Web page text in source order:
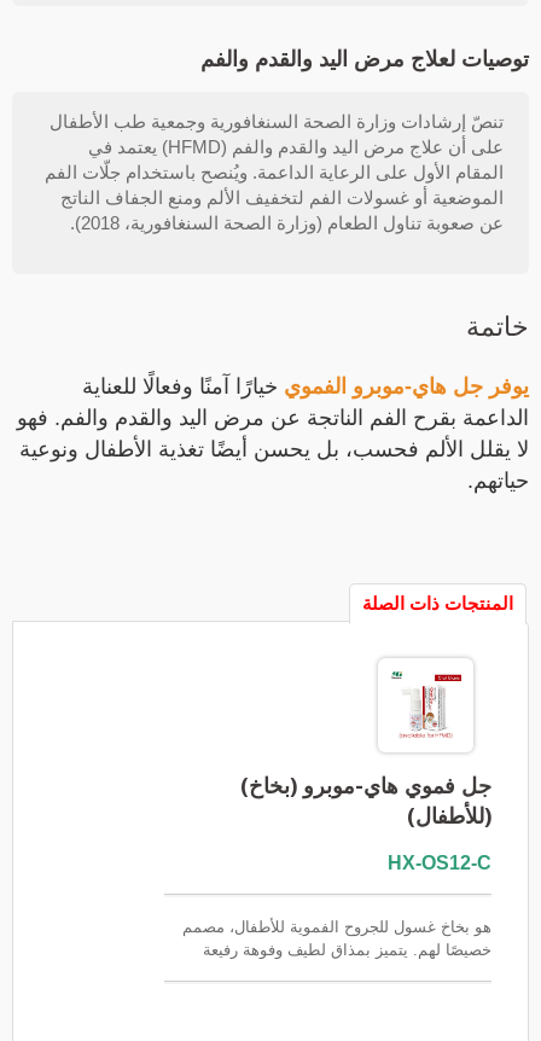
توصيات لعلاج مرض اليد والقدم والفم
تنصّ إرشادات وزارة الصحة السنغافورية وجمعية طب الأطفال
على أن علاج مرض اليد والقدم والفم (HFMD) يعتمد في
المقام الأول على الرعاية الداعمة. ويُنصح باستخدام جلّات الفم
الموضعية أو غسولات الفم لتخفيف الألم ومنع الجفاف الناتج
عن صعوبة تناول الطعام (وزارة الصحة السنغافورية، 2018).
خاتمة
يوفر جل هاي-موبرو الفموي خيارًا آمنًا وفعالًا للعناية
الداعمة بقرح الفم الناتجة عن مرض اليد والقدم والفم. فهو
لا يقلل الألم فحسب، بل يحسن أيضًا تغذية الأطفال ونوعية
حياتهم.
المنتجات ذات الصلة
جل فموي هاي-موبرو (بخاخ)
(للأطفال)
HX-OS12-C
هو بخاخ غسول للجروح الفموية للأطفال، مصمم
خصيصًا لهم. يتميز بمذاق لطيف وفوهة رفيعة